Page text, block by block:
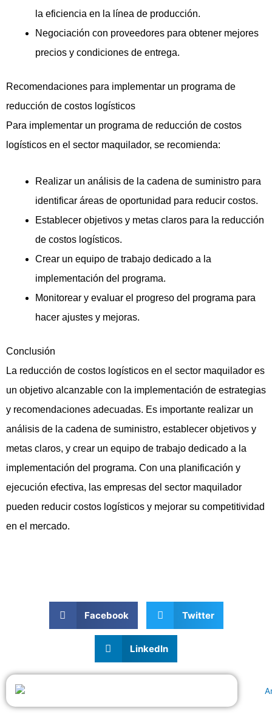
la eficiencia en la línea de producción.
Negociación con proveedores para obtener mejores
precios y condiciones de entrega.
Recomendaciones para implementar un programa de
reducción de costos logísticos
Para implementar un programa de reducción de costos
logísticos en el sector maquilador, se recomienda:
Realizar un análisis de la cadena de suministro para
identificar áreas de oportunidad para reducir costos.
Establecer objetivos y metas claros para la reducción
de costos logísticos.
Crear un equipo de trabajo dedicado a la
implementación del programa.
Monitorear y evaluar el progreso del programa para
hacer ajustes y mejoras.
Conclusión
La reducción de costos logísticos en el sector maquilador es
un objetivo alcanzable con la implementación de estrategias
y recomendaciones adecuadas. Es importante realizar un
análisis de la cadena de suministro, establecer objetivos y
metas claros, y crear un equipo de trabajo dedicado a la
implementación del programa. Con una planificación y
ejecución efectiva, las empresas del sector maquilador
pueden reducir costos logísticos y mejorar su competitividad
en el mercado.
Facebook Twitter
LinkedIn